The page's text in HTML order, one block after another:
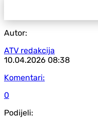
Autor:
ATV redakcija
10.04.2026 08:38
Komentari:
0
Podijeli: